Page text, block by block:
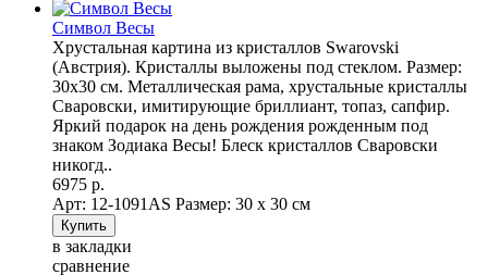
Символ Весы
Хрустальная картина из кристаллов Swarovski
(Австрия). Кристаллы выложены под стеклом. Размер:
30х30 см. Металлическая рама, хрустальные кристаллы
Сваровски, имитирующие бриллиант, топаз, сапфир.
Яркий подарок на день рождения рожденным под
знаком Зодиака Весы! Блеск кристаллов Сваровски
никогд..
6975 р.
Арт: 12-1091AS Размер: 30 х 30 см
в закладки
сравнение